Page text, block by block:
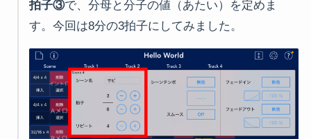
拍子③で、分母と分子の値（あたい）を定めま
す。今回は8分の3拍子にしてみました。